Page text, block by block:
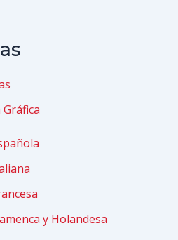
y Holandesa